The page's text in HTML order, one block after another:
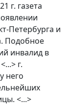
г. газета
Петербурга и
Подобное
инвалид в
г.
него
<...>